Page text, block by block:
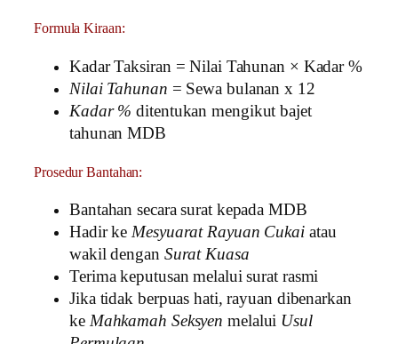
Formula Kiraan:
Kadar Taksiran = Nilai Tahunan × Kadar %
Nilai Tahunan = Sewa bulanan x 12
Kadar % ditentukan mengikut bajet
tahunan MDB
Prosedur Bantahan:
Bantahan secara surat kepada MDB
Hadir keMesyuarat Rayuan Cukaiatau
wakil dengan Surat Kuasa
Terima keputusan melalui surat rasmi
Jika tidak berpuas hati, rayuan dibenarkan
ke Mahkamah Seksyen melalui Usul